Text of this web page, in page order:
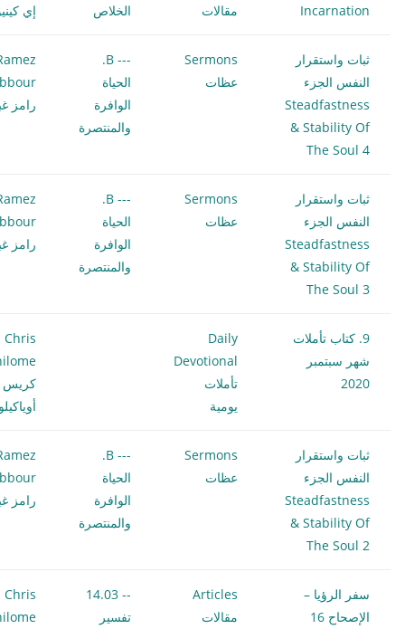
Incarnation
مقالات
الخلاص
إي
ثبات واستقرار
النفس الجزء
Steadfastness
& Stability Of
The Soul 4
Sermons
عظات
--- B.
الحياة
الوافرة
والمنتصرة
رامز
ثبات واستقرار
النفس الجزء
Steadfastness
& Stability Of
The Soul 3
Sermons
عظات
--- B.
الحياة
الوافرة
والمنتصرة
رامز
9. كتاب تأملات
شهر سبتمبر
2020
Daily
Devotional
تأملات
يومية
Chris
كريس
ثبات واستقرار
النفس الجزء
Steadfastness
& Stability Of
The Soul 2
Sermons
عظات
--- B.
الحياة
الوافرة
والمنتصرة
رامز
سفر الرؤيا –
الإصحاح 16
Articles
مقالات
-- 14.03
تفسير
Chris